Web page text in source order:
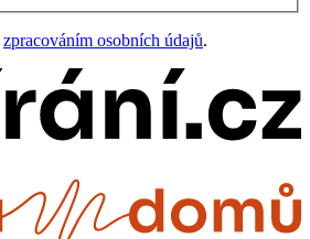
zpracováním osobních údajů.